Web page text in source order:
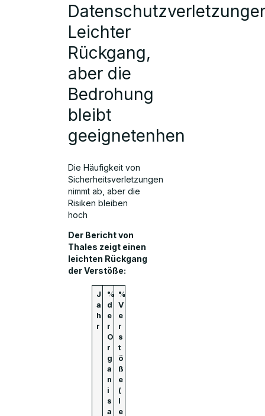
Leichter
Rückgang,
aber die
Bedrohung
bleibt
geeignetenhen
Die Häufigkeit von
Sicherheitsverletzungen
nimmt ab, aber die
Risiken bleiben
hoch
Der Bericht von
Thales zeigt einen
leichten Rückgang
der Verstöße:
J
a
h
r
%
d
e
r
O
r
g
a
n
i
s
a
%
V
e
r
s
t
ö
ß
e
(
l
e